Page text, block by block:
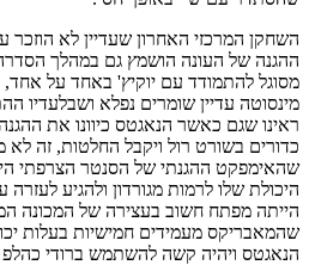
השחקן המרכזי האחרון שעדיין לא הוזכר
ההגנה של העונה הושמץ גם במהלך
מסוגל להתמודד עם יוקיץ' באחד על
מינסוטה עדיין שומרים נפלא ושבלעדיו
ראינו שגם כאשר הנאגטס כיוונו את
כדורים בשורט רול ויקבל החלטות, זה
שהאימפקט ההגנתי של הסנטר הצרפתי
היכולת שלו לרמות מגורדון ולהגיע
הייתה מפתח חשוב בעצירה של המכונה
שהמאבריקס מעמידים חמישיות בעלות
הנאגטס ויהיה קשה להשתמש ברודי